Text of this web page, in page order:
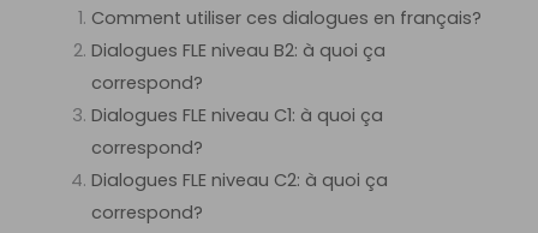
Comment utiliser ces dialogues en français?
Dialogues FLE niveau B2: à quoi ça
correspond?
Dialogues FLE niveau C1: à quoi ça
correspond?
Dialogues FLE niveau C2: à quoi ça
correspond?